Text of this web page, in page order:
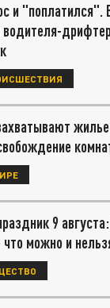
и "поплатился".
9
можно и